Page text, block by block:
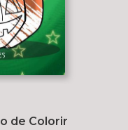
de Colorir